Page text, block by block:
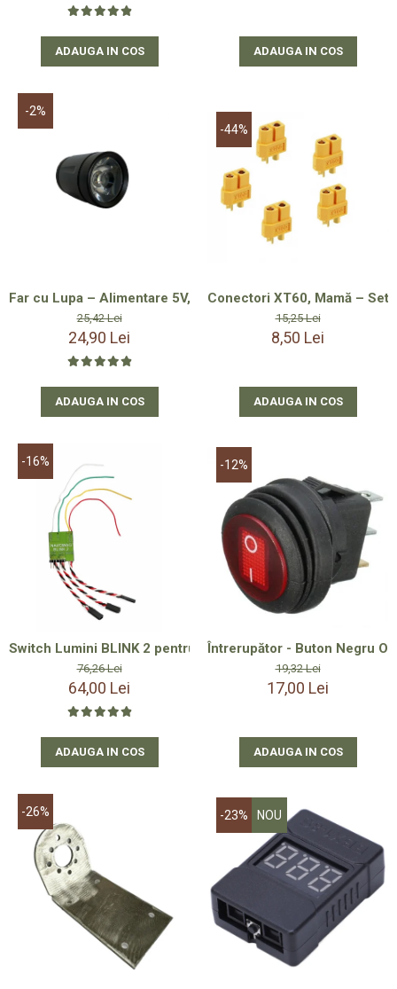
ADAUGA IN COS ADAUGA IN COS
-2%
Far cu Lupa – Alimentare 5V, Vizibilitate Excelentă până la
25,42 Lei
24,90 Lei
ADAUGA IN COS
-44%
Conectori
15,25 Lei
8,50 Lei
ADAUGA IN COS
-16%
Switch Lumini BLINK 2 pentru Navomodele de Plantat cu 2
76,26 Lei
64,00 Lei
ADAUGA IN COS
-12%
Întrerupător - Buton Negru
19,32 Lei
17,00 Lei
ADAUGA IN COS
-26% -23% NOU